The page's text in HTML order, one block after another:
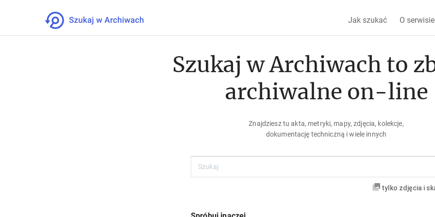
Jak szukać O serwisie
Szukaj w Archiwach to
archiwalne on-line
Znajdziesz tu akta, metryki, mapy, zdjęcia, kolekcje,
dokumentację techniczną i wiele innych
tylko zdjęcia i